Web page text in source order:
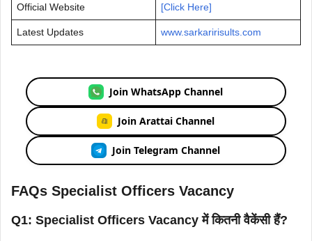
Official Website [Click Here]
Latest Updates www.sarkaririsults.com
Join WhatsApp Channel
Join Arattai Channel
Join Telegram Channel
FAQs Specialist Officers Vacancy
Q1: Specialist Officers Vacancy में कितनी वैकेंसी हैं?